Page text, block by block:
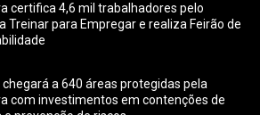
certifica 4,6 mil trabalhadores pelo
Treinar para Empregar e realiza Feirão de
a 640 áreas protegidas pela
com investimentos em contenções de